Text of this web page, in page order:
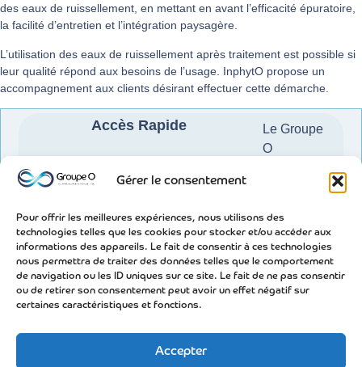
Gérer le consentement
Pour offrir les meilleures expériences, nous utilisons des
technologies telles que les cookies pour stocker et/ou accéder aux
informations des appareils. Le fait de consentir à ces technologies
nous permettra de traiter des données telles que le comportement
de navigation ou les ID uniques sur ce site. Le fait de ne pas consentir
ou de retirer son consentement peut avoir un effet négatif sur
certaines caractéristiques et fonctions.
Accepter
des eaux de ruissellement, en mettant en avant l’efficacité épuratoire,
la facilité d’entretien et l’intégration paysagère.
L’utilisation des eaux de ruissellement après traitement est possible si
leur qualité répond aux besoins de l’usage. InphytO propose un
accompagnement aux clients désirant effectuer cette démarche.
Accès Rapide
Le Groupe
O
Blog
Nos
valeurs